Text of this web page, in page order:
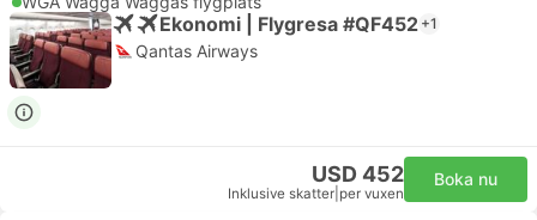
Ekonomi | Flygresa #QF452 +1
Qantas Airways
USD 452
Inklusive skatter per vuxen
Boka nu